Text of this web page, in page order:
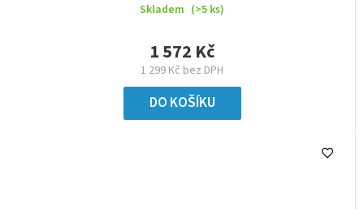
Skladem (>5 ks)
1 299 Kč bez DPH
1 572 Kč
DO KOŠÍKU